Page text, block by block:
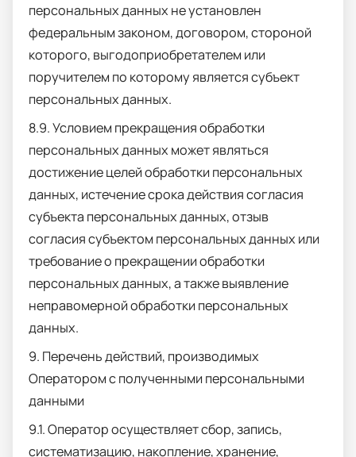
персональных данных не установлен
федеральным законом, договором, стороной
которого, выгодоприобретателем или
поручителем по которому является субъект
персональных данных.
8.9. Условием прекращения обработки
персональных данных может являться
достижение целей обработки персональных
данных, истечение срока действия согласия
субъекта персональных данных, отзыв
согласия субъектом персональных данных или
требование о прекращении обработки
персональных данных, а также выявление
неправомерной обработки персональных
данных.
9. Перечень действий, производимых
Оператором с полученными персональными
данными
9.1. Оператор осуществляет сбор, запись,
систематизацию, накопление, хранение,